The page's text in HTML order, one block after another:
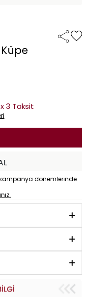
x 3 Taksit
dönemlerinde